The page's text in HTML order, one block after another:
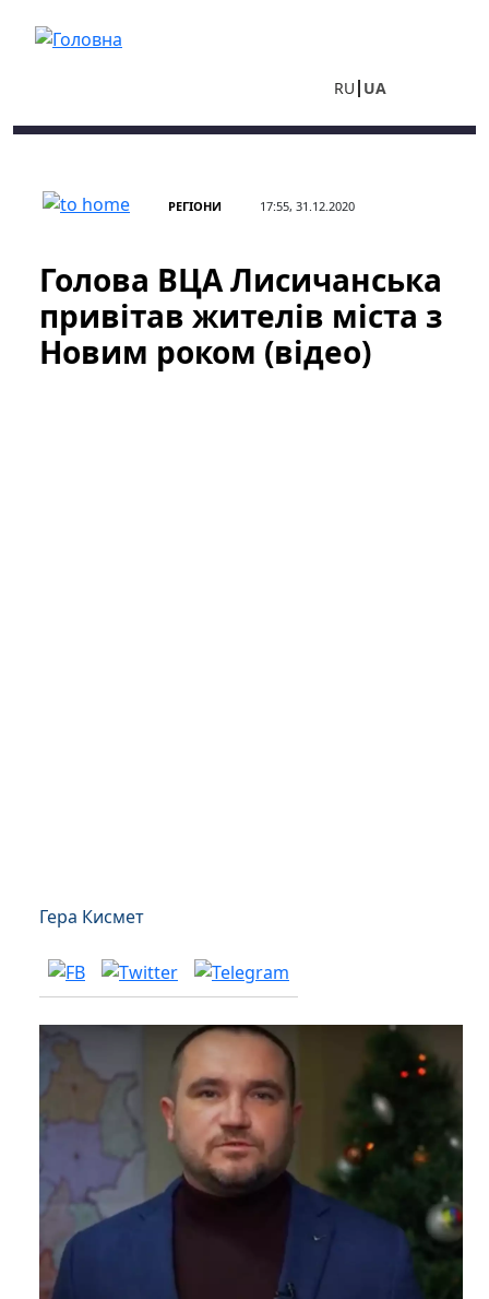
RU UA
РЕГІОНИ 17:55, 31.12.2020
Голова ВЦА Лисичанська
привітав жителів міста з
Новим роком (відео)
Гера Кисмет